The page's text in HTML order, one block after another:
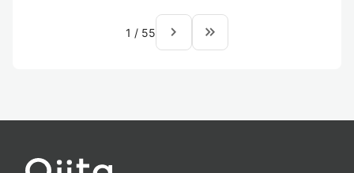
1 / 55 navigate_next keyboard_double_arrow_right